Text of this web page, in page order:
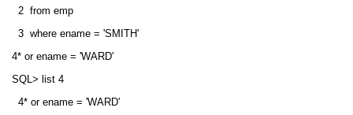
2 from emp
3 where ename = 'SMITH'
4* or ename = 'WARD'
SQL> list 4
4* or ename = 'WARD'